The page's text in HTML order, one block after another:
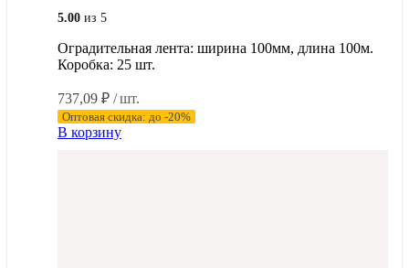
5.00 из 5
Оградительная лента: ширина 100мм, длина 100м.
Коробка: 25 шт.
737,09 ₽ / шт.
Оптовая скидка: до -20%
В корзину